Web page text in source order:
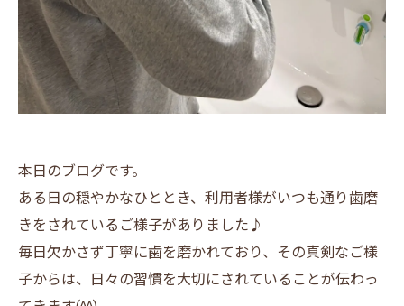
本日のブログです。
ある日の穏やかなひととき、利用者様がいつも通り歯磨
きをされているご様子がありました♪
毎日欠かさず丁寧に歯を磨かれており、その真剣なご様
子からは、日々の習慣を大切にされていることが伝わっ